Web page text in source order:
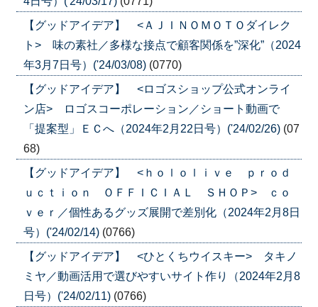
【グッドアイデア】 <ＡＪＩＮＯＭＯＴＯダイレク
ト> 味の素社／多様な接点で顧客関係を”深化”（2024
年3月7日号）('24/03/08) (0770)
【グッドアイデア】 <ロゴスショップ公式オンライ
ン店> ロゴスコーポレーション／ショート動画で
「提案型」ＥＣへ（2024年2月22日号）('24/02/26) (07
68)
【グッドアイデア】 <ｈｏｌｏｌｉｖｅ ｐｒｏｄ
ｕｃｔｉｏｎ ＯＦＦＩＣＩＡＬ ＳＨＯＰ> ｃｏ
ｖｅｒ／個性あるグッズ展開で差別化（2024年2月8日
号）('24/02/14) (0766)
【グッドアイデア】 <ひとくちウイスキー> タキノ
ミヤ／動画活用で選びやすいサイト作り（2024年2月8
日号）('24/02/11) (0766)